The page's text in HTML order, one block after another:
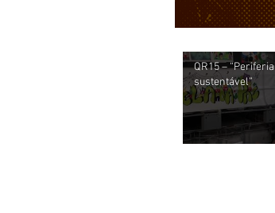
QR15 – “Periferia
sustentável”